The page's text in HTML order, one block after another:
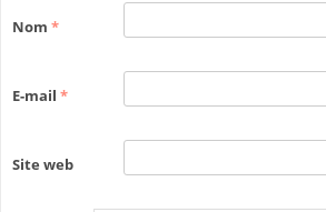
Nom *
E-mail *
Site web